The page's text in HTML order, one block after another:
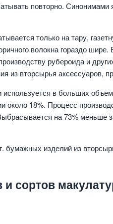
повторно. Синонимами
только на тару,
волокна гораздо
рубероида и
из вторсырья аксессуаров,
в больших
около 18%. Процесс
на 73% меньше
бумажных изделий из
сортов